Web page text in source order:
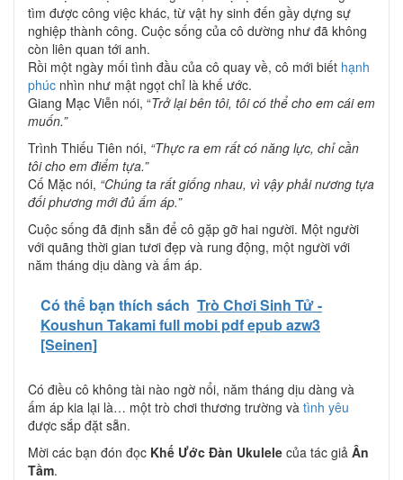
tìm được công việc khác, từ vật hy sinh đến gầy dựng sự
nghiệp thành công. Cuộc sống của cô dường như đã không
còn liên quan tới anh.
Rồi một ngày mối tình đầu của cô quay về, cô mới biết hạnh
phúc nhìn như mật ngọt chỉ là khế ước.
Giang Mạc Viễn nói, “Trở lại bên tôi, tôi có thể cho em cái em
muốn.”
Trình Thiếu Tiên nói, “Thực ra em rất có năng lực, chỉ cần
tôi cho em điểm tựa.”
Cố Mặc nói, “Chúng ta rất giống nhau, vì vậy phải nương tựa
đối phương mới đủ ấm áp.”
Cuộc sống đã định sẵn để cô gặp gỡ hai người. Một người
với quãng thời gian tươi đẹp và rung động, một người với
năm tháng dịu dàng và ấm áp.
Có thể bạn thích sách Trò Chơi Sinh Tử -
Koushun Takami full mobi pdf epub azw3
[Seinen]
Có điều cô không tài nào ngờ nổi, năm tháng dịu dàng và
ấm áp kia lại là… một trò chơi thương trường và tình yêu
được sắp đặt sẵn.
Mời các bạn đón đọc Khế Ước Đàn Ukulele của tác giả Ân
Tầm.